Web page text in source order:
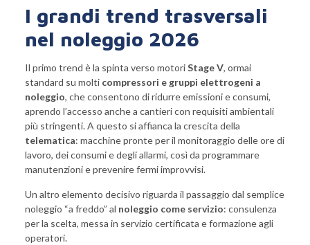
I grandi trend trasversali
nel noleggio 2026
Il primo trend è la spinta verso motoriStage V, ormai
standard su molti compressori e gruppi elettrogeni a
noleggio, che consentono di ridurre emissioni e consumi,
aprendo l’accesso anche a cantieri con requisiti ambientali
più stringenti. A questo si affianca la crescita della
telematica: macchine pronte per il monitoraggio delle ore di
lavoro, dei consumi e degli allarmi, così da programmare
manutenzioni e prevenire fermi improvvisi.
Un altro elemento decisivo riguarda il passaggio dal semplice
noleggio “a freddo” al noleggio come servizio: consulenza
per la scelta, messa in servizio certificata e formazione agli
operatori.